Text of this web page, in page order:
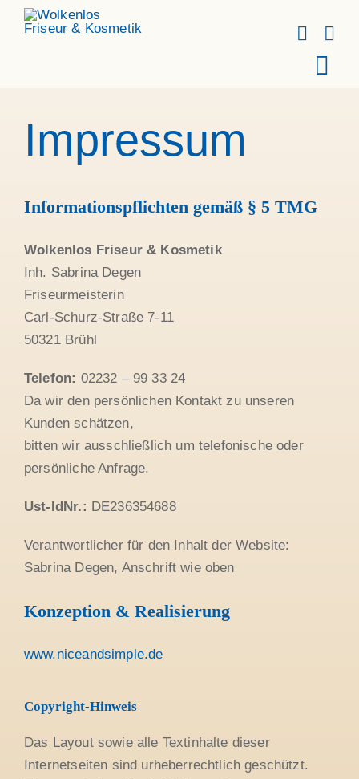
Skip
Impressum
Informationspflichten gemäß § 5 TMG
Wolkenlos Friseur & Kosmetik
Inh. Sabrina Degen
Friseurmeisterin
Carl-Schurz-Straße 7-11
50321 Brühl
Telefon: 02232 – 99 33 24
Da wir den persönlichen Kontakt zu unseren
Kunden schätzen,
bitten wir ausschließlich um telefonische oder
persönliche Anfrage.
Ust-IdNr.: DE236354688
Verantwortlicher für den Inhalt der Website:
Sabrina Degen, Anschrift wie oben
Konzeption & Realisierung
www.niceandsimple.de
Copyright-Hinweis
Das Layout sowie alle Textinhalte dieser
Internetseiten sind urheberrechtlich geschützt.